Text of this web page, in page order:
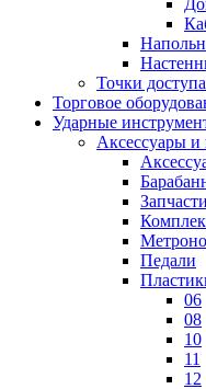
Точки
Торговое
Ударные
Аксессуары
Педали
06
08
10
11
12